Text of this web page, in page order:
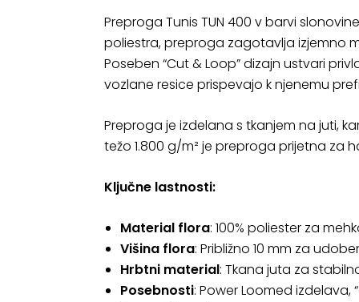
Preproga Tunis TUN 400 v barvi
poliestra, preproga zagotavlja izjemno
Poseben “Cut & Loop” dizajn ustvari
vozlane resice prispevajo k njenemu
Preproga je izdelana s tkanjem na juti,
težo 1.800 g/m² je preproga prijetna za
Ključne lastnosti:
Material flora: 100% poliester za
Višina flora: Približno 10 mm za
Hrbtni material: Tkana juta za
Posebnosti: Power Loomed izdelava,